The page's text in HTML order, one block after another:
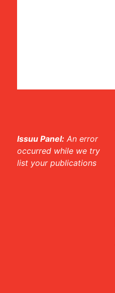
Issuu Panel: An error
occurred while we try
list your publications